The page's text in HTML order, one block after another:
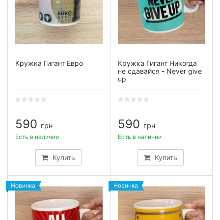
Кружка Гигант Евро
590 грн
Купить
Есть в наличии
Кружка Гигант Никогда
не сдавайся - Never give
up
590 грн
Купить
Есть в наличии
Новинка Новинка